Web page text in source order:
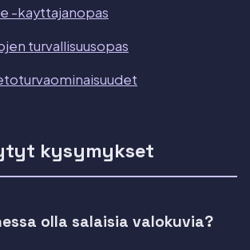
-kayttajanopas
turvallisuusopas
kysymykset
olla salaisia valokuvia?